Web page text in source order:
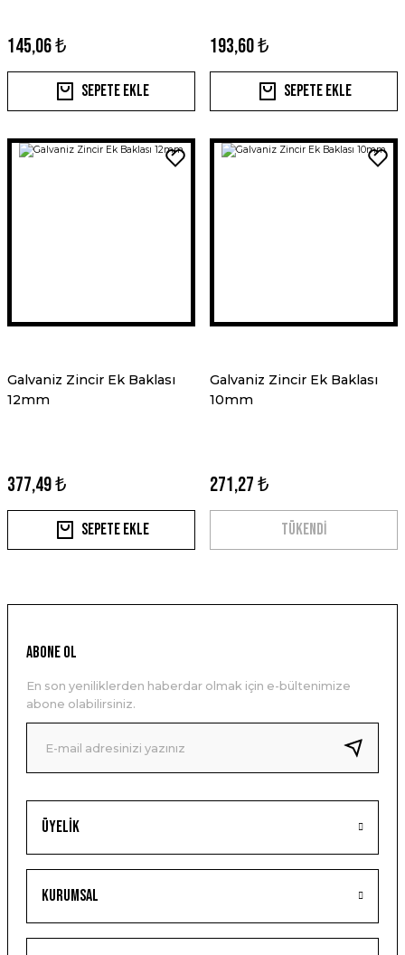
145,06 ₺
Sepete Ekle
193,60 ₺
Sepete Ekle
Galvaniz Zincir Ek Baklası
12mm
377,49 ₺
Sepete Ekle
Galvaniz Zincir Ek Baklası
10mm
271,27 ₺
TÜKENDİ
Üyelik
Kurumsal
ABONE OL
En son yeniliklerden haberdar olmak için e-bültenimize
abone olabilirsiniz.